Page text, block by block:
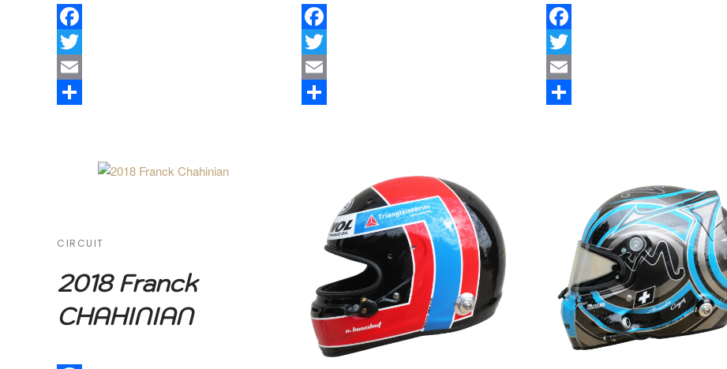
Facebook
Twitter
Email
Facebook
Twitter
Email
Facebook
Twitter
Email
CIRCUIT
2018 Franck
CHAHINIAN